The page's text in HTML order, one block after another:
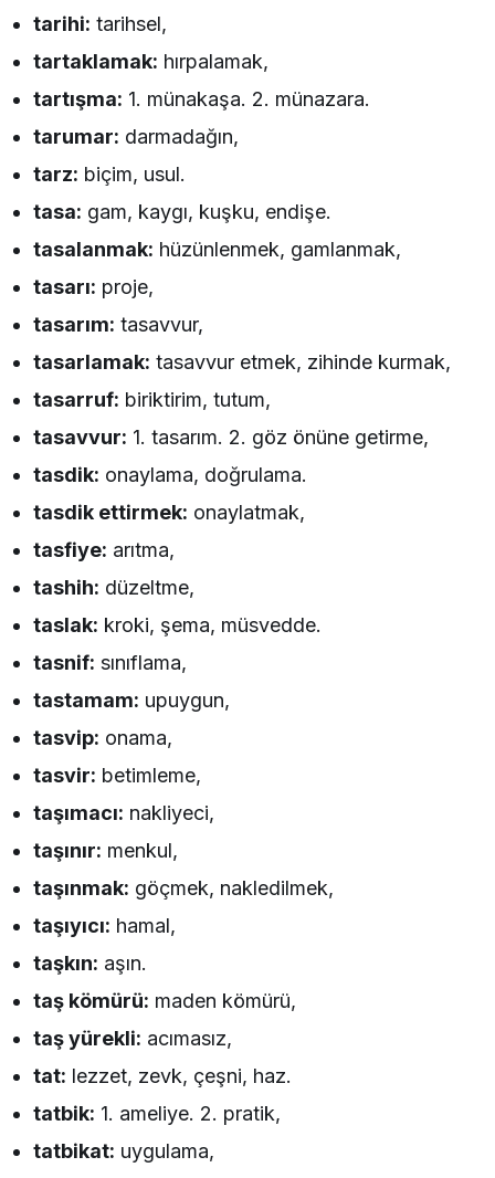
tarihi: tarihsel,
tartaklamak: hırpalamak,
tartışma: 1. münakaşa. 2. münazara.
tarumar: darmadağın,
tarz: biçim, usul.
tasa: gam, kaygı, kuşku, endişe.
tasalanmak: hüzünlenmek, gamlanmak,
tasarı: proje,
tasarım: tasavvur,
tasarlamak: tasavvur etmek, zihinde kurmak,
tasarruf: biriktirim, tutum,
tasavvur: 1. tasarım. 2. göz önüne getirme,
tasdik: onaylama, doğrulama.
tasdik ettirmek: onaylatmak,
tasfiye: arıtma,
tashih: düzeltme,
taslak: kroki, şema, müsvedde.
tasnif: sınıflama,
tastamam: upuygun,
tasvip: onama,
tasvir: betimleme,
taşımacı: nakliyeci,
taşınır: menkul,
taşınmak: göçmek, nakledilmek,
taşıyıcı: hamal,
taşkın: aşın.
taş kömürü: maden kömürü,
taş yürekli: acımasız,
tat: lezzet, zevk, çeşni, haz.
tatbik: 1. ameliye. 2. pratik,
tatbikat: uygulama,